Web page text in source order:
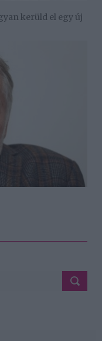
kerüld el egy új